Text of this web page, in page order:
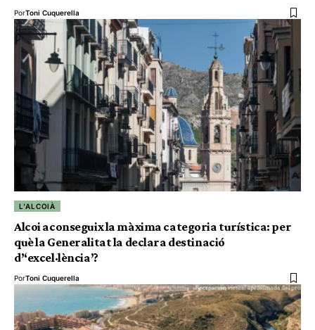
PorToni Cuquerella
L'ALCOIÀ
Alcoi aconseguix la màxima categoria turística: per
què la Generalitat la declara destinació
d’‘excel·lència’?
PorToni Cuquerella